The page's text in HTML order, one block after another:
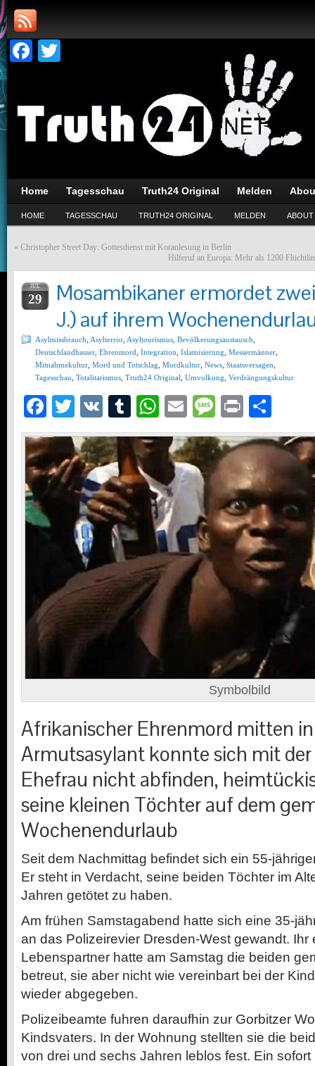
Facebook
Home Tagesschau Truth24 Original Melden
HOME TAGESSCHAU TRUTH24 ORIGINAL MELDEN ABOUT
« Christopher Street Day: Gottesdienst mit Koranlesung in Berlin
Hilferuf an Europa: Mehr als 1200
JUL
29
Mosambikaner ermordet
J.) auf ihrem
Asylmissbrauch Asylterror Asyltourismus Bevölkerungsaustausch
Deutschlandhasser Ehrenmord Integration Islamisierung Messermänner
Mitnahmekultur Mord und Totschlag Mordkultur News Staatsversagen
Tagesschau Totalitarismus Truth24 Original Umvolkung Verdrängungskultur
Facebook
Twitter
VK Tumblr
WhatsApp
EmailMessage
Print
Symbolbild
Afrikanischer Ehrenmord mitten
Armutsasylant konnte sich mit
Ehefrau nicht abfinden,
seine kleinen Töchter auf dem
Wochenendurlaub
Seit dem Nachmittag befindet sich ein 55-
Er steht in Verdacht, seine beiden Töchter im
Jahren getötet zu haben.
Am frühen Samstagabend hatte sich eine 35-
an das Polizeirevier Dresden-West gewandt. Ihr
Lebenspartner hatte am Samstag die beiden
betreut, sie aber nicht wie vereinbart bei der
wieder abgegeben.
Polizeibeamte fuhren daraufhin zur Gorbitzer
Kindsvaters. In der Wohnung stellten sie die
von drei und sechs Jahren leblos fest. Ein